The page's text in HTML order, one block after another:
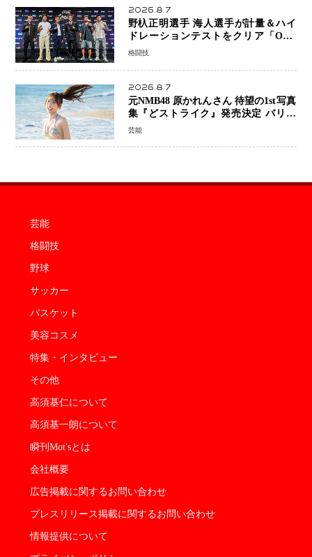
2026.8.7
野杁正明選手 海人選手が計量＆ハイ
ドレーションテストをクリア「ONE
SAMURAI 2」決戦へ万全の準備整う
格闘技
2026.8.7
元NMB48 原かれんさん 待望の1st写真
集『どストライク』発売決定 バリで
魅せる25歳の新境地
芸能
芸能
格闘技
野球
サッカー
バスケット
美容コスメ
特集・インタビュー
その他
高須基仁について
高須基一朗について
瞬刊Mot'sとは
会社概要
広告掲載に関するお問い合わせ
プレスリリース掲載に関するお問い合わせ
情報提供について